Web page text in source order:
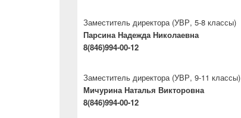
Заместитель директора (УВР, 5-8 классы)
Парсина Надежда Николаевна
8(846)994-00-12
Заместитель директора (УВР, 9-11 классы)
Мичурина Наталья Викторовна
8(846)994-00-12